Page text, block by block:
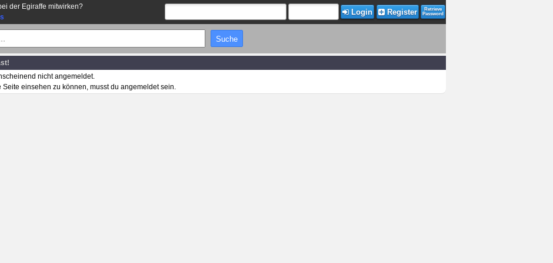
der Egiraffe mitwirken?
Login Register
Retrieve
Password
nicht angemeldet.
Seite einsehen zu können, musst du angemeldet sein.